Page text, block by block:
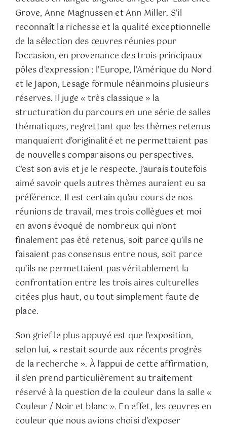
Grove, Anne Magnussen et Ann Miller. S’il
reconnaît la richesse et la qualité exceptionnelle
de la sélection des œuvres réunies pour
l’occasion, en provenance des trois principaux
pôles d’expression : l’Europe, l’Amérique du Nord
et le Japon, Lesage formule néanmoins plusieurs
réserves. Il juge « très classique » la
structuration du parcours en une série de salles
thématiques, regrettant que les thèmes retenus
manquaient d’originalité et ne permettaient pas
de nouvelles comparaisons ou perspectives.
C’est son avis et je le respecte. J’aurais toutefois
aimé savoir quels autres thèmes auraient eu sa
préférence. Il est certain qu’au cours de nos
réunions de travail, mes trois collègues et moi
en avons évoqué de nombreux qui n’ont
finalement pas été retenus, soit parce qu’ils ne
faisaient pas consensus entre nous, soit parce
qu’ils ne permettaient pas véritablement la
confrontation entre les trois aires culturelles
citées plus haut, ou tout simplement faute de
place.
Son grief le plus appuyé est que l’exposition,
selon lui, « restait sourde aux récents progrès
de la recherche ». À l’appui de cette affirmation,
il s’en prend particulièrement au traitement
réservé à la question de la couleur dans la salle «
Couleur / Noir et blanc ». En effet, les œuvres en
couleur que nous avions choisi d’exposer